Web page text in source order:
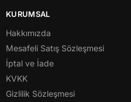
KURUMSAL
Hakkımızda
Mesafeli Satış Sözleşmesi
İptal ve İade
KVKK
Gizlilik Sözleşmesi